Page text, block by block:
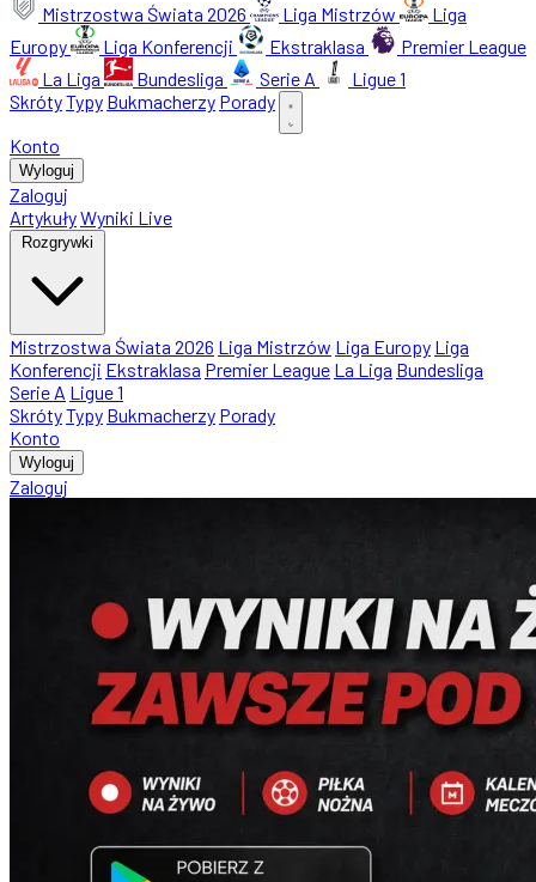
Mistrzostwa Świata 2026 Liga Mistrzów
Liga
Europy
Liga Konferencji Ekstraklasa
Premier League
La Liga
Bundesliga Serie A
Ligue 1
SkrótyTypy Bukmacherzy Porady
Konto
Wyloguj
Zaloguj
ArtykułyWyniki Live
Rozgrywki
Mistrzostwa Świata 2026 Liga Mistrzów Liga Europy Liga
Konferencji Ekstraklasa Premier League La Liga Bundesliga
Serie A Ligue 1
SkrótyTypy Bukmacherzy Porady
Konto
Wyloguj
Zaloguj